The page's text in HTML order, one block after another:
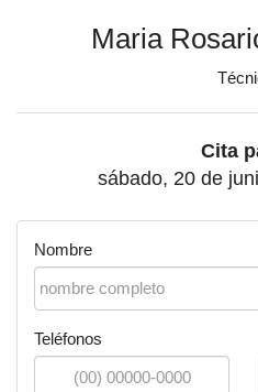
Maria
Cita
sábado, 20 de
Nombre
Teléfonos